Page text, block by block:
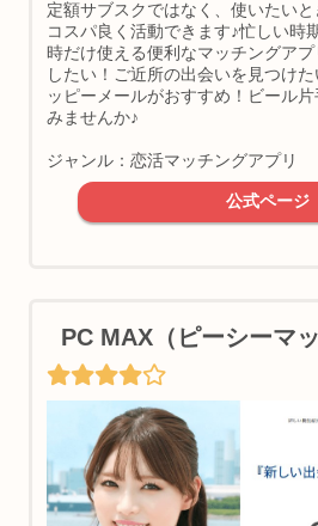
定額サブスクではなく、使いたい
コスパ良く活動できます♪忙しい時
時だけ使える便利なマッチングア
したい！ご近所の出会いを見つけ
ッピーメールがおすすめ！ビール
みませんか♪
ジャンル：恋活マッチングアプリ
公式ページ
PC MAX（ピーシーマッ